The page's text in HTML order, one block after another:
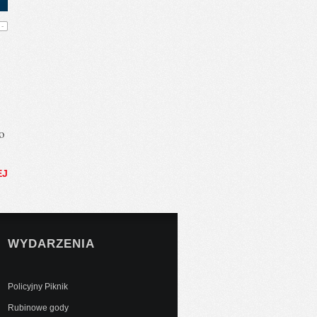
-
WYDARZENIA
Policyjny Piknik
Rubinowe gody